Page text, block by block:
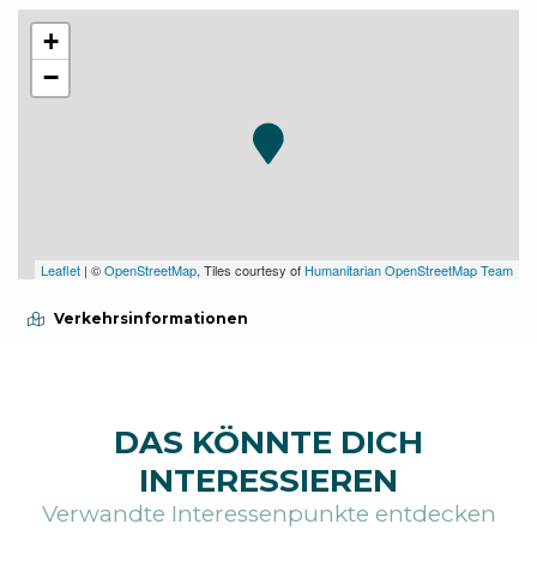
+
−
Leaflet | ©OpenStreetMap, Tiles courtesy of Humanitarian OpenStreetMap Team
Verkehrsinformationen
DAS KÖNNTE DICH
INTERESSIEREN
Verwandte Interessenpunkte entdecken